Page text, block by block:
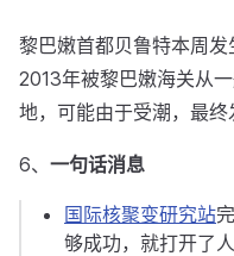
黎巴嫩首都贝鲁特本周发
2013年被黎巴嫩海关从
地，可能由于受潮，最终
6、 一句话消息
国际核聚变研究站
够成功，就打开了